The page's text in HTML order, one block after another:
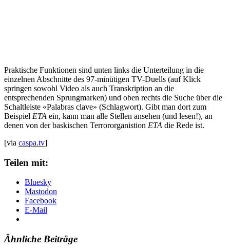
Praktische Funktionen sind unten links die Unterteilung in die
einzelnen Abschnitte des 97-minütigen TV-Duells (auf Klick
springen sowohl Video als auch Transkription an die
entsprechenden Sprungmarken) und oben rechts die Suche über die
Schaltleiste «Palabras clave» (Schlagwort). Gibt man dort zum
Beispiel ETA ein, kann man alle Stellen ansehen (und lesen!), an
denen von der baskischen Terrororganistion ETA die Rede ist.
[via caspa.tv]
Teilen mit:
Bluesky
Mastodon
Facebook
E-Mail
Ähnliche Beiträge